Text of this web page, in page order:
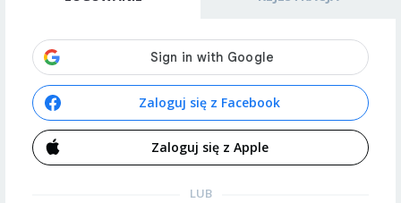
Zaloguj się z Facebook
Zaloguj się z Apple
LUB